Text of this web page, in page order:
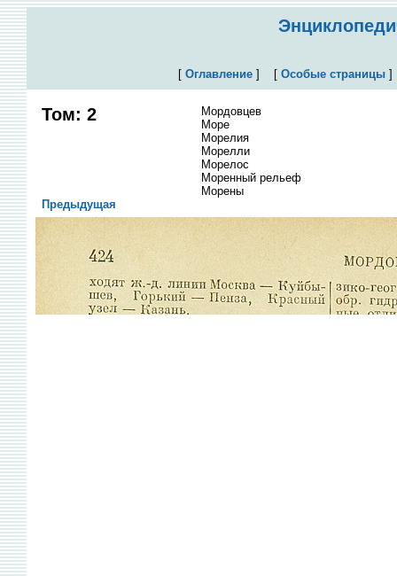
[ Оглавление] [ Особые страницы
Том: 2
Мордовцев
Море
Морелия
Морелли
Морелос
Моренный рельеф
Морены
Предыдущая